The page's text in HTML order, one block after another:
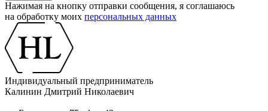
Нажимая на кнопку отправки сообщения, я соглашаюсь
на обработку моих персональных данных
Индивидуальный предприниматель
Калинин Дмитрий Николаевич